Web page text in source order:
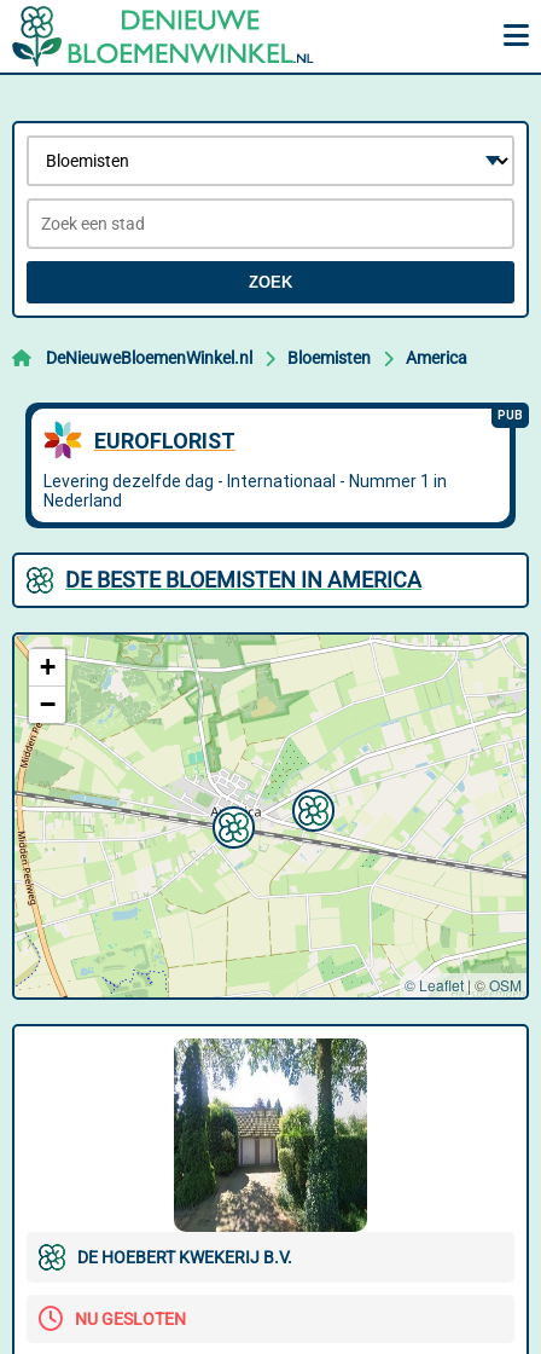
ZOEK
DeNieuweBloemenWinkel.nl Bloemisten America
DE BESTE BLOEMISTEN IN AMERICA
+
−
© Leaflet | ©OSM
DE HOEBERT KWEKERIJ B.V.
NU GESLOTEN